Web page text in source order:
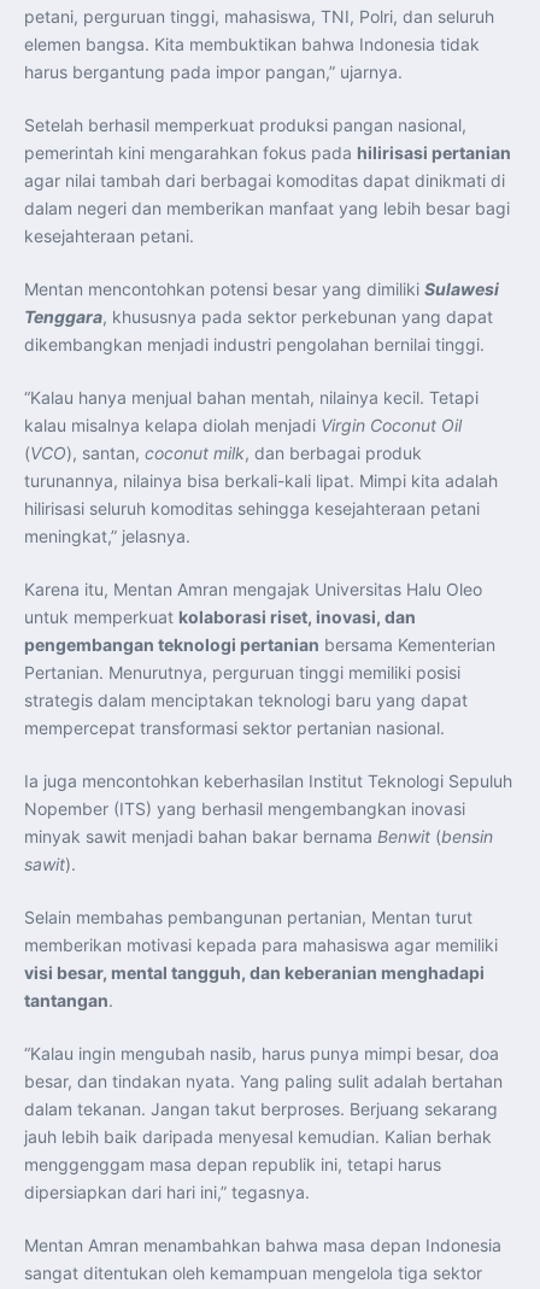
petani, perguruan tinggi, mahasiswa, TNI, Polri, dan seluruh
elemen bangsa. Kita membuktikan bahwa Indonesia tidak
harus bergantung pada impor pangan,” ujarnya.
Setelah berhasil memperkuat produksi pangan nasional,
pemerintah kini mengarahkan fokus pada hilirisasi pertanian
agar nilai tambah dari berbagai komoditas dapat dinikmati di
dalam negeri dan memberikan manfaat yang lebih besar bagi
kesejahteraan petani.
Mentan mencontohkan potensi besar yang dimiliki Sulawesi
Tenggara, khususnya pada sektor perkebunan yang dapat
dikembangkan menjadi industri pengolahan bernilai tinggi.
“Kalau hanya menjual bahan mentah, nilainya kecil. Tetapi
kalau misalnya kelapa diolah menjadi Virgin Coconut Oil
(VCO), santan, coconut milk, dan berbagai produk
turunannya, nilainya bisa berkali-kali lipat. Mimpi kita adalah
hilirisasi seluruh komoditas sehingga kesejahteraan petani
meningkat,” jelasnya.
Karena itu, Mentan Amran mengajak Universitas Halu Oleo
untuk memperkuat kolaborasi riset, inovasi, dan
pengembangan teknologi pertanian bersama Kementerian
Pertanian. Menurutnya, perguruan tinggi memiliki posisi
strategis dalam menciptakan teknologi baru yang dapat
mempercepat transformasi sektor pertanian nasional.
Ia juga mencontohkan keberhasilan Institut Teknologi Sepuluh
Nopember (ITS) yang berhasil mengembangkan inovasi
minyak sawit menjadi bahan bakar bernama Benwit (bensin
sawit).
Selain membahas pembangunan pertanian, Mentan turut
memberikan motivasi kepada para mahasiswa agar memiliki
visi besar, mental tangguh, dan keberanian menghadapi
tantangan.
“Kalau ingin mengubah nasib, harus punya mimpi besar, doa
besar, dan tindakan nyata. Yang paling sulit adalah bertahan
dalam tekanan. Jangan takut berproses. Berjuang sekarang
jauh lebih baik daripada menyesal kemudian. Kalian berhak
menggenggam masa depan republik ini, tetapi harus
dipersiapkan dari hari ini,” tegasnya.
Mentan Amran menambahkan bahwa masa depan Indonesia
sangat ditentukan oleh kemampuan mengelola tiga sektor